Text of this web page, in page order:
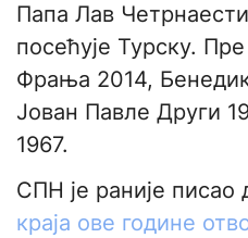
Папа Лав
посећује Турску.
Фрања 2014,
Јован Павле Други
1967.
СПН је раније писао
краја ове године